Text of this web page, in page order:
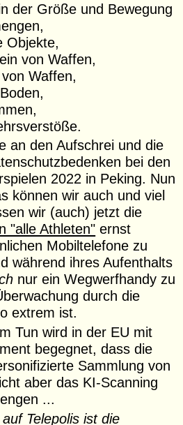
der Größe und Bewegung
Objekte,
von Waffen,
Waffen,
an den Aufschrei und die
bei den
2022 in Peking. Nun
können wir auch und viel
wir (auch) jetzt die
"alle Athleten" ernst
Mobiltelefone zu
während ihres Aufenthalts
nur ein Wegwerfhandy zu
durch die
extrem ist.
Tun wird in der EU mit
begegnet, dass die
Sammlung von
aber das KI-Scanning
...
Telepolis ist die